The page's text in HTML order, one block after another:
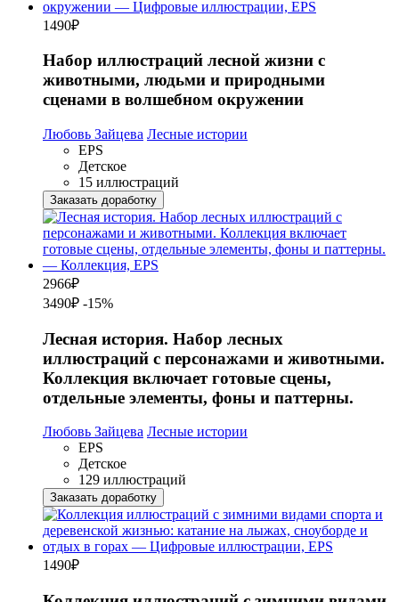
1490₽
Набор иллюстраций лесной жизни с
животными, людьми и природными
сценами в волшебном окружении
Любовь Зайцева Лесные истории
EPS
Детское
15 иллюстраций
Заказать доработку
2966₽
3490₽ -15%
Лесная история. Набор лесных
иллюстраций с персонажами и животными.
Коллекция включает готовые сцены,
отдельные элементы, фоны и паттерны.
Любовь Зайцева Лесные истории
EPS
Детское
129 иллюстраций
Заказать доработку
1490₽